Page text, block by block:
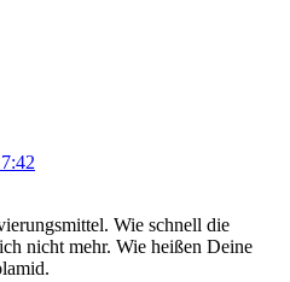
Wie schnell die
nicht mehr. Wie heißen Deine